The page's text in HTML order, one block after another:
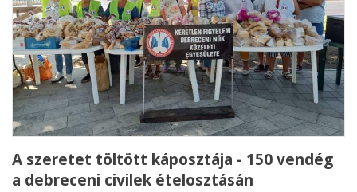
A szeretet töltött káposztája - 150 vendég
a debreceni civilek ételosztásán